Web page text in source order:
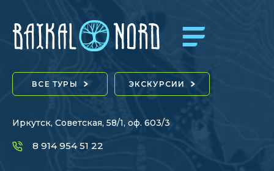
ВСЕ ТУРЫ ЭКСКУРСИИ
Иркутск, Советская, 58/1, оф. 603/3
8 914 954 51 22